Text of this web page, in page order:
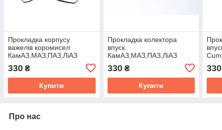
Прокладка корпусу
важелiв коромисел
КамАЗ,МАЗ,ПАЗ,ЛiАЗ
(Cummins Investmen)
4899231
330 ₴
Купити
Прокладка колектора
впуск.
КамАЗ,МАЗ,ПАЗ,ЛiАЗ
дв.Cummins 6ВТ,ISBe 6.7
(Cummins Investmen)
3938152
330₴
Купити
330
Про нас